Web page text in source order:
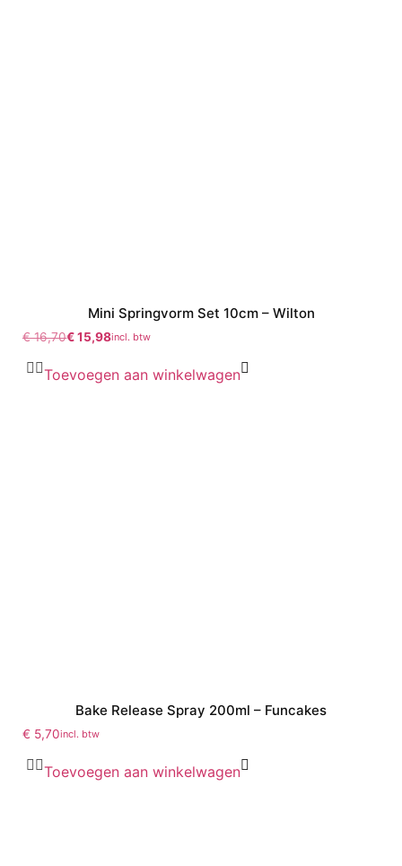
Mini Springvorm Set 10cm – Wilton
€16,70€15,98incl. btw
Toevoegen aan winkelwagen
Bake Release Spray 200ml – Funcakes
€ 5,70incl. btw
Toevoegen aan winkelwagen